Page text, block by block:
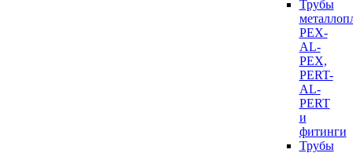
Трубы
PEX-
AL-
PEX,
PERT-
AL-
PERT
и
фитинги
Трубы